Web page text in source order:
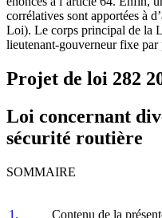
corrélatives sont apportées à
Loi). Le corps principal de la
lieutenant-gouverneur fixe
Projet de loi 282
Loi concernant
sécurité routière
SOMMAIRE
1. Contenu de la